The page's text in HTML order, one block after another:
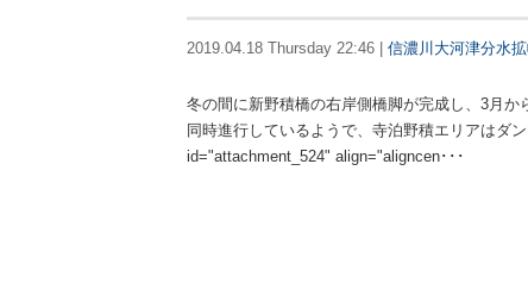
2019.04.18 Thursday 22:46 | 信濃川大河津分水
冬の間に新野積橋の右岸側橋脚が完成し、3月
同時進行しているようで、寺泊野積エリアはダ
id="attachment_524" align="aligncen･･･